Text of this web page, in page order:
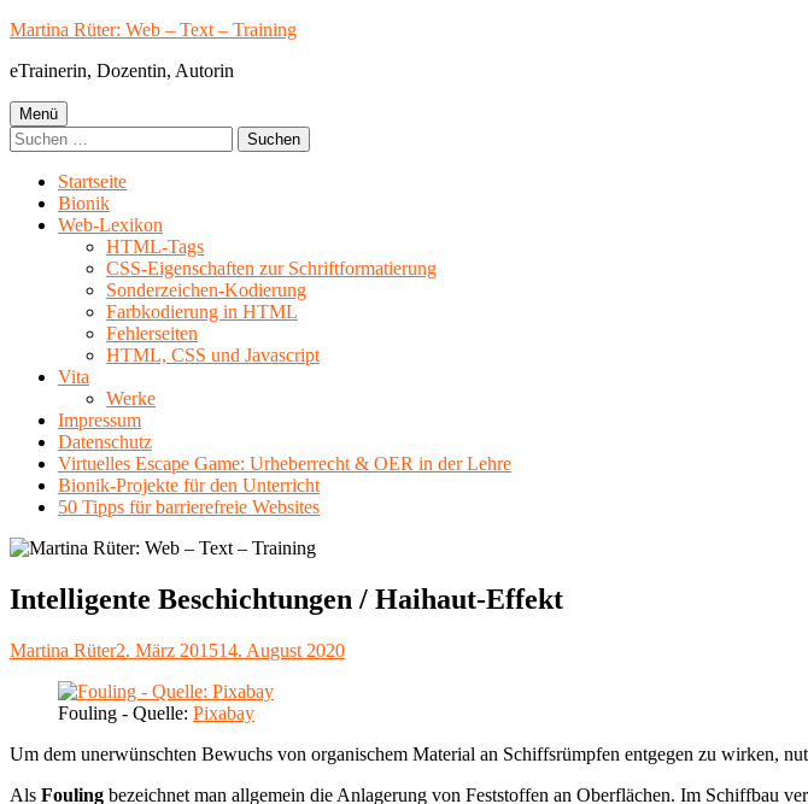
Springe
Inhalt
Martina Rüter: Web – Text – Training
eTrainerin, Dozentin, Autorin
Primäres
Menü
Menü
Suchen
nach:
Startseite
Bionik
Web-Lexikon
HTML-Tags
CSS-Eigenschaften zur Schriftformatierung
Sonderzeichen-Kodierung
Farbkodierung in HTML
Fehlerseiten
HTML, CSS und Javascript
Vita
Werke
Impressum
Datenschutz
Virtuelles Escape Game: Urheberrecht & OER in der Lehre
Bionik-Projekte für den Unterricht
50 Tipps für barrierefreie Websites
Intelligente Beschichtungen / Haihaut-Effekt
Autor
Martina RüterVeröffentlicht
2. März 201514. August 2020
Fouling - Quelle: Pixabay
Um dem unerwünschten Bewuchs von organischem Material an Schiffsrümpfen entgegen zu wirken,
Als Fouling bezeichnet man allgemein die Anlagerung von Feststoffen an Oberflächen. Im Schiffbau